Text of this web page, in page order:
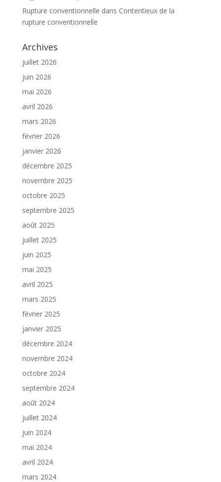
Rupture conventionnelle dans Contentieux de la
rupture conventionnelle
Archives
juillet 2026
juin 2026
mai 2026
avril 2026
mars 2026
février 2026
janvier 2026
décembre 2025
novembre 2025
octobre 2025
septembre 2025
août 2025
juillet 2025
juin 2025
mai 2025
avril 2025
mars 2025
février 2025
janvier 2025
décembre 2024
novembre 2024
octobre 2024
septembre 2024
août 2024
juillet 2024
juin 2024
mai 2024
avril 2024
mars 2024